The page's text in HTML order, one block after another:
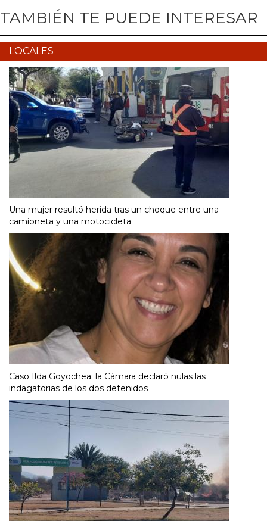
TAMBIÉN TE PUEDE INTERESAR
LOCALES
Una mujer resultó herida tras un choque entre una
camioneta y una motocicleta
Caso Ilda Goyochea: la Cámara declaró nulas las
indagatorias de los dos detenidos